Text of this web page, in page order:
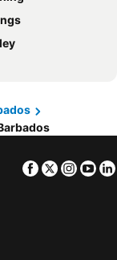
Facebook
Twitter